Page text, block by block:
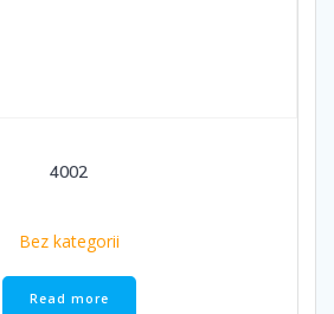
4002
Bez kategorii
Read more